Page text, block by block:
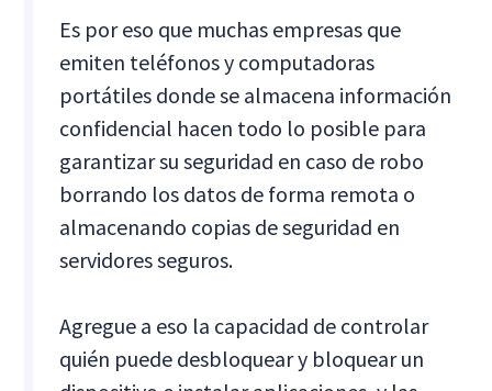
Es por eso que muchas empresas que
emiten teléfonos y computadoras
portátiles donde se almacena información
confidencial hacen todo lo posible para
garantizar su seguridad en caso de robo
borrando los datos de forma remota o
almacenando copias de seguridad en
servidores seguros.
Agregue a eso la capacidad de controlar
quién puede desbloquear y bloquear un